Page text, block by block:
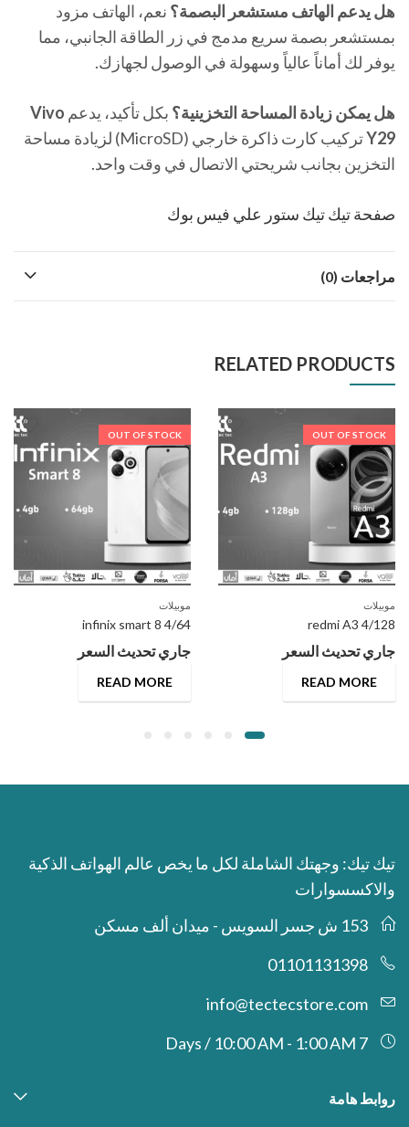
هل يدعم الهاتف مستشعر البصمة؟ نعم، الهاتف مزود
بمستشعر بصمة سريع مدمج في زر الطاقة الجانبي، مما
يوفر لك أماناً عالياً وسهولة في الوصول لجهازك.
هل يمكن زيادة المساحة التخزينية؟ بكل تأكيد، يدعم Vivo
Y29
تركيب كارت ذاكرة خارجي (MicroSD) لزيادة مساحة
التخزين بجانب شريحتي الاتصال في وقت واحد.
صفحة تيك تيك ستور علي فيس بوك
مراجعات (0)
RELATED PRODUCTS
OUT OF STOCK
موبيلات
redmi A3 4/128
جاري تحديث السعر
READ MORE
OUT OF STOCK
موبيلات
infinix smart 8 4/64
جاري تحديث السعر
READ MORE
تيك تيك: وجهتك الشاملة لكل ما يخص عالم الهواتف الذكية
والاكسسوارات
153 ش جسر السويس - ميدان ألف مسكن
01101131398
info@tectecstore.com
7 Days / 10:00 AM - 1:00 AM
روابط هامة